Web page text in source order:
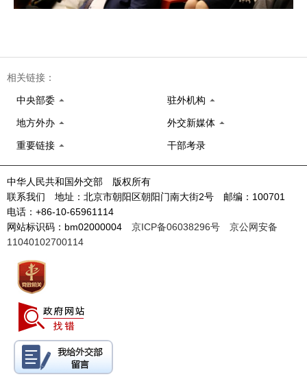
相关链接：
中央部委 驻外机构
地方外办 外交新媒体
重要链接 干部考录
中华人民共和国外交部 版权所有
联系我们 地址：北京市朝阳区朝阳门南大街2号 邮编：100701
电话：+86-10-65961114
网站标识码：bm02000004 京ICP备06038296号
京公网安备
11040102700114